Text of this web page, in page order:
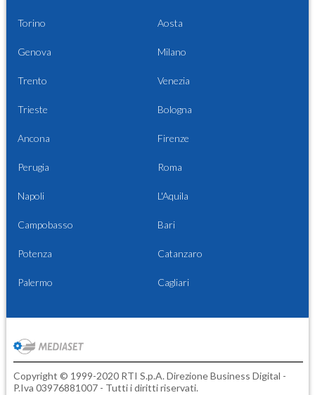
Torino Aosta
Genova Milano
Trento Venezia
Trieste Bologna
Ancona Firenze
Perugia Roma
Napoli L'Aquila
Campobasso Bari
Potenza Catanzaro
Palermo Cagliari
Copyright © 1999-2020 RTI S.p.A. Direzione Business Digital -
P.Iva 03976881007 - Tutti i diritti riservati.